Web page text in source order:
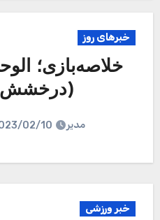
خبرهای روز
(درخشش
مدیر 02/10
خبر ورزشی